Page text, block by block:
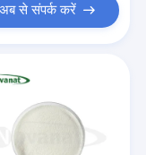
अब से संपर्क करें